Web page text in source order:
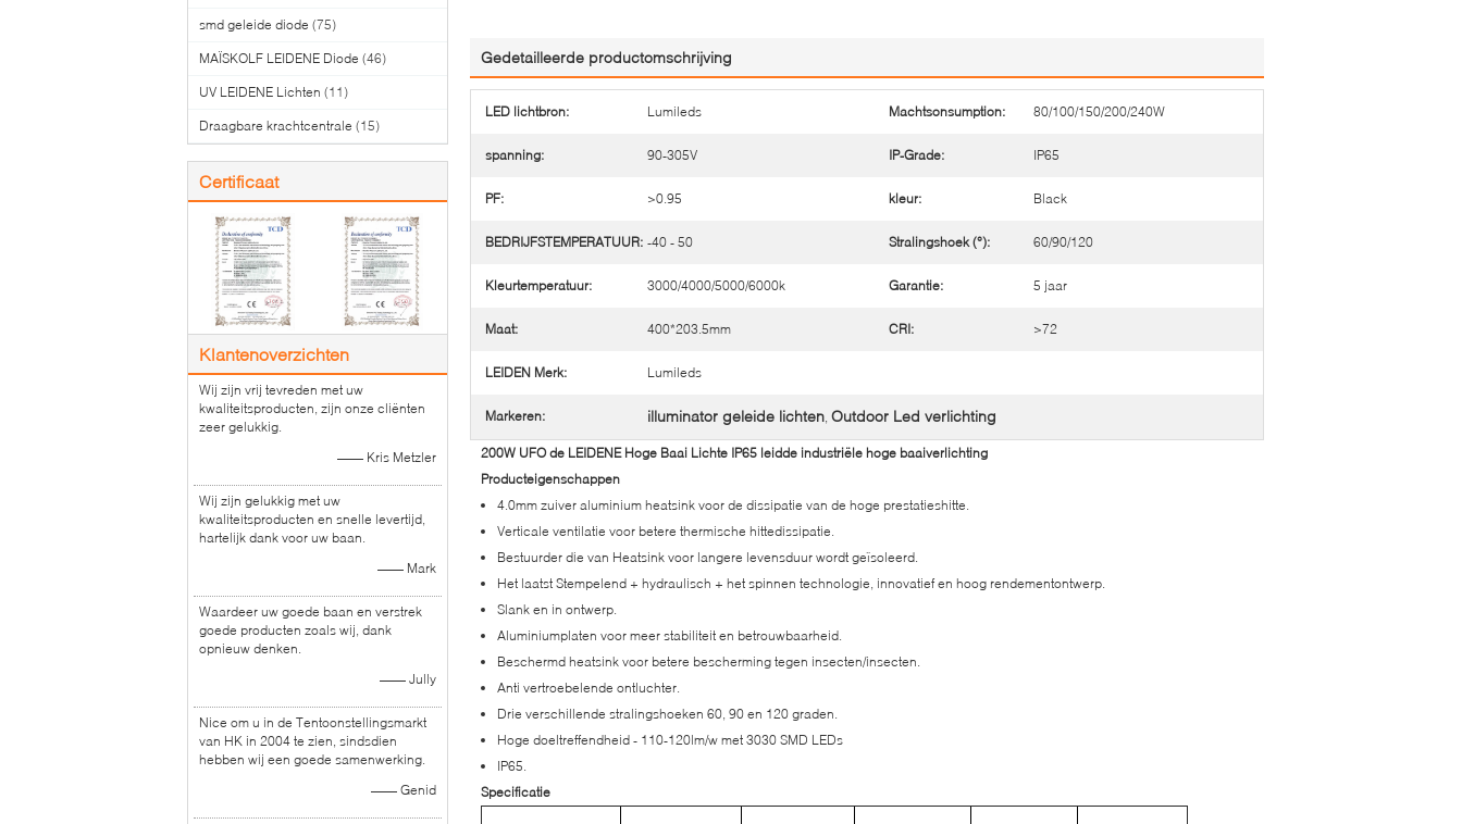
smd geleide diode (75)
MAÏSKOLF LEIDENE Diode (46)
UV LEIDENE Lichten (11)
Draagbare krachtcentrale (15)
Certificaat
Klantenoverzichten
Wij zijn vrij tevreden met uw
kwaliteitsproducten, zijn onze cliënten
zeer gelukkig.
—— Kris Metzler
Wij zijn gelukkig met uw
kwaliteitsproducten en snelle levertijd,
hartelijk dank voor uw baan.
—— Mark
Waardeer uw goede baan en verstrek
goede producten zoals wij, dank
opnieuw denken.
—— Jully
Nice om u in de Tentoonstellingsmarkt
van HK in 2004 te zien, sindsdien
hebben wij een goede samenwerking.
—— Genid
Gedetailleerde productomschrijving
LED lichtbron: Lumileds Machtsonsumption: 80/100/150/200/240W
spanning: 90-305V IP-Grade: IP65
PF: >0.95 kleur: Black
BEDRIJFSTEMPERATUUR: -40 - 50 Stralingshoek (°): 60/90/120
Kleurtemperatuur: 3000/4000/5000/6000k Garantie: 5 jaar
Maat: 400*203.5mm CRI: >72
LEIDEN Merk: Lumileds
Markeren: illuminator geleide lichten, Outdoor Led verlichting
200W UFO de LEIDENE Hoge Baai Lichte IP65 leidde industriële hoge baaiverlichting
Producteigenschappen
4.0mm zuiver aluminium heatsink voor de dissipatie van de hoge prestatieshitte.
Verticale ventilatie voor betere thermische hittedissipatie.
Bestuurder die van Heatsink voor langere levensduur wordt geïsoleerd.
Het laatst Stempelend + hydraulisch + het spinnen technologie, innovatief en hoog rendementontwerp.
Slank en in ontwerp.
Aluminiumplaten voor meer stabiliteit en betrouwbaarheid.
Beschermd heatsink voor betere bescherming tegen insecten/insecten.
Anti vertroebelende ontluchter.
Drie verschillende stralingshoeken 60, 90 en 120 graden.
Hoge doeltreffendheid - 110-120lm/w met 3030 SMD LEDs
IP65.
Specificatie